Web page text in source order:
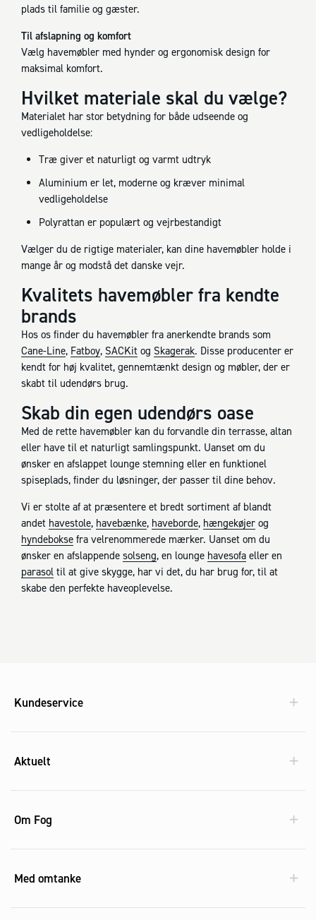
plads til familie og gæster.
Til afslapning og komfort
Vælg havemøbler med hynder og ergonomisk design for
maksimal komfort.
Hvilket materiale skal du vælge?
Materialet har stor betydning for både udseende og
vedligeholdelse:
Træ giver et naturligt og varmt udtryk
Aluminium er let, moderne og kræver minimal
vedligeholdelse
Polyrattan er populært og vejrbestandigt
Vælger du de rigtige materialer, kan dine havemøbler holde i
mange år og modstå det danske vejr.
Kvalitets havemøbler fra kendte
brands
Hos os finder du havemøbler fra anerkendte brands som
Cane-Line, Fatboy, SACKit og Skagerak. Disse producenter er
kendt for høj kvalitet, gennemtænkt design og møbler, der er
skabt til udendørs brug.
Skab din egen udendørs oase
Med de rette havemøbler kan du forvandle din terrasse, altan
eller have til et naturligt samlingspunkt. Uanset om du
ønsker en afslappet lounge stemning eller en funktionel
spiseplads, finder du løsninger, der passer til dine behov.
Vi er stolte af at præsentere et bredt sortiment af blandt
andet havestole, havebænke, haveborde, hængekøjer og
hyndebokse fra velrenommerede mærker. Uanset om du
ønsker en afslappende solseng, en lounge havesofa eller en
parasol til at give skygge, har vi det, du har brug for, til at
skabe den perfekte haveoplevelse.
Kundeservice
Aktuelt
Om Fog
Med omtanke